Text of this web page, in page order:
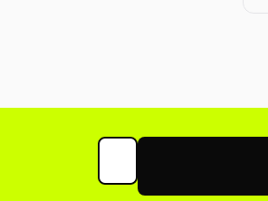
Seu email para newsletter